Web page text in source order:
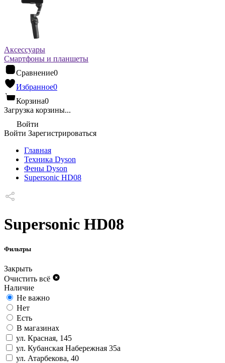
Аксессуары
Смартфоны и планшеты
Сравнение0
Избранное0
Корзина0
Загрузка корзины...
Войти
Войти Зарегистрироваться
Главная
Техника Dyson
Фены Dyson
Supersonic HD08
Supersonic HD08
Фильтры
Закрыть
Очистить всё
Наличие
Не важно
Нет
Есть
В магазинах
ул. Красная, 145
ул. Кубанская Набережная 35а
ул. Атарбекова, 40